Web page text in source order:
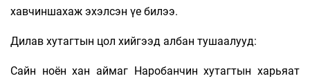
хавчиншахаж эхэлсэн үе билээ.
Дилав хутагтын цол хийгээд албан тушаалууд:
Сайн ноён хан аймаг Наробанчин хутагтын харьяат